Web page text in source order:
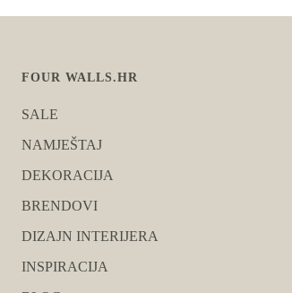
FOUR WALLS.HR
SALE
NAMJEŠTAJ
DEKORACIJA
BRENDOVI
DIZAJN INTERIJERA
INSPIRACIJA